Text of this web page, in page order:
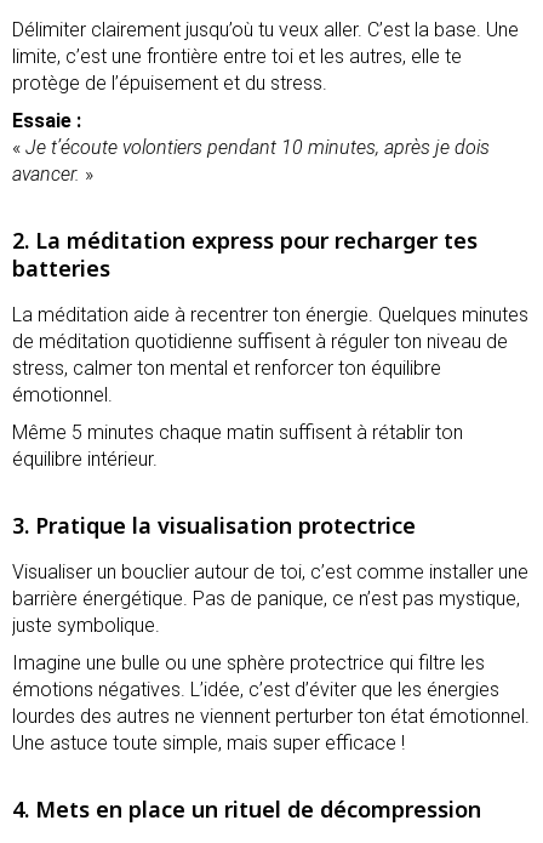
Délimiter clairement jusqu’où tu veux aller. C’est la base. Une
limite, c’est une frontière entre toi et les autres, elle te
protège de l’épuisement et du stress.
Essaie :
« Je t’écoute volontiers pendant 10 minutes, après je dois
avancer. »
2. La méditation express pour recharger tes
batteries
La méditation aide à recentrer ton énergie. Quelques minutes
de méditation quotidienne suffisent à réguler ton niveau de
stress, calmer ton mental et renforcer ton équilibre
émotionnel.
Même 5 minutes chaque matin suffisent à rétablir ton
équilibre intérieur.
3. Pratique la visualisation protectrice
Visualiser un bouclier autour de toi, c’est comme installer une
barrière énergétique. Pas de panique, ce n’est pas mystique,
juste symbolique.
Imagine une bulle ou une sphère protectrice qui filtre les
émotions négatives. L’idée, c’est d’éviter que les énergies
lourdes des autres ne viennent perturber ton état émotionnel.
Une astuce toute simple, mais super efficace !
4. Mets en place un rituel de décompression